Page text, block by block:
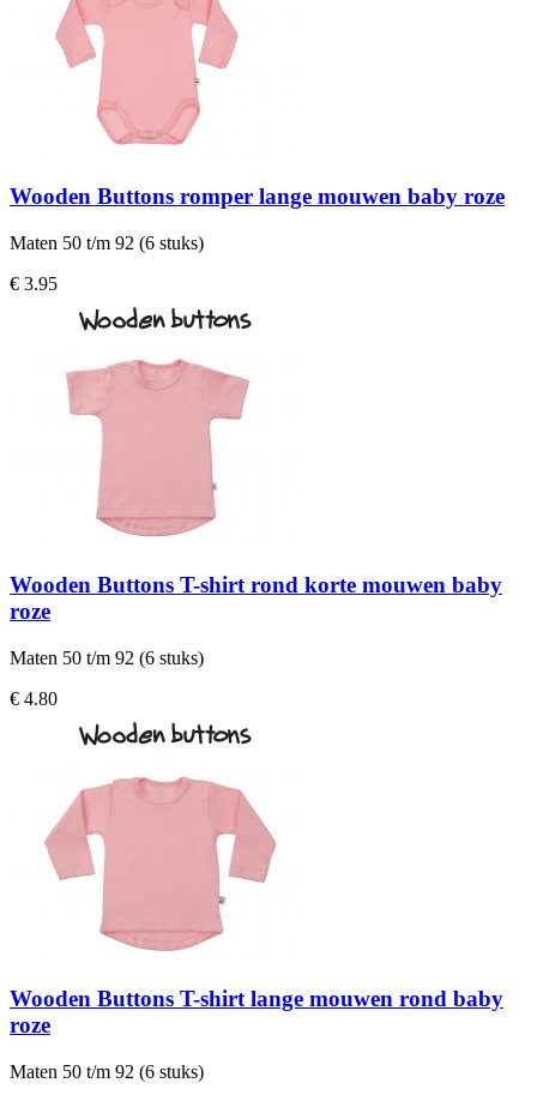
Wooden Buttons romper lange mouwen baby roze
Maten 50 t/m 92 (6 stuks)
€ 3.95
Wooden Buttons T-shirt rond korte mouwen baby
roze
Maten 50 t/m 92 (6 stuks)
€ 4.80
Wooden Buttons T-shirt lange mouwen rond baby
roze
Maten 50 t/m 92 (6 stuks)